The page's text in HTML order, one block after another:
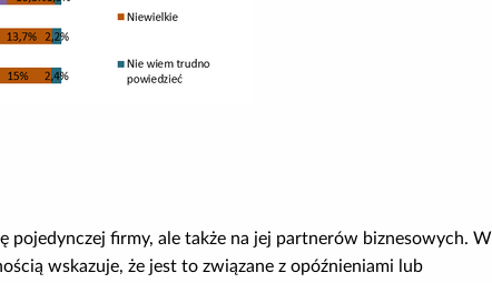
pojedynczej firmy, ale także na jej partnerów biznesowych. W
wskazuje, że jest to związane z opóźnieniami lub